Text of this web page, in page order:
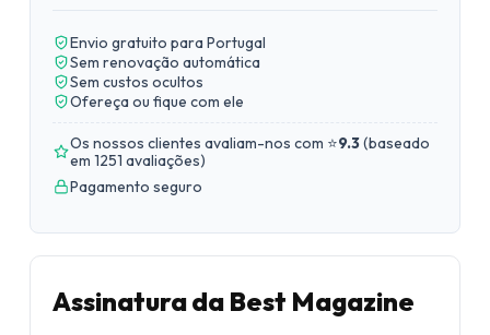
Envio gratuito para Portugal
Sem renovação automática
Sem custos ocultos
Ofereça ou fique com ele
Os nossos clientes avaliam-nos com ⭐9.3(baseado
em 1251 avaliações)
Pagamento seguro
Assinatura da Best Magazine